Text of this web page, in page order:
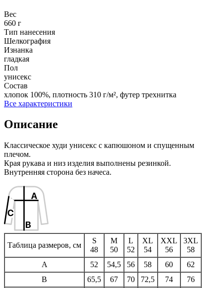
Вес
660 г
Тип нанесения
Шелкография
Изнанка
гладкая
Пол
унисекс
Состав
хлопок 100%, плотность 310 г/м², футер трехнитка
Все характеристики
Описание
Классическое худи унисекс с капюшоном и спущенным
плечом.
Края рукава и низ изделия выполнены резинкой.
Внутренняя сторона без начеса.
Таблица размеров, см
S
48
M
50
L
52
XL
54
XXL
56
3XL
58
A
52 54,5 56 58 60
62
B
65,5 67 70 72,5 74 76